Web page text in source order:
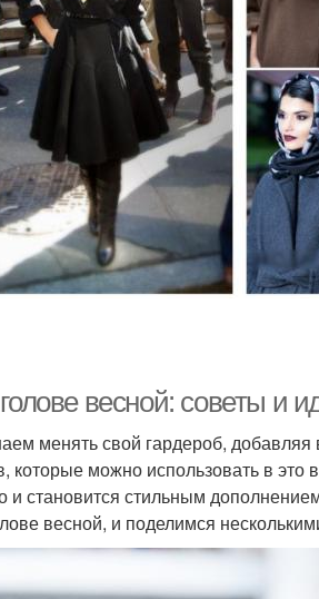
весной: советы и
менять свой гардероб, добавляя
которые можно использовать в
и становится стильным
весной, и поделимся